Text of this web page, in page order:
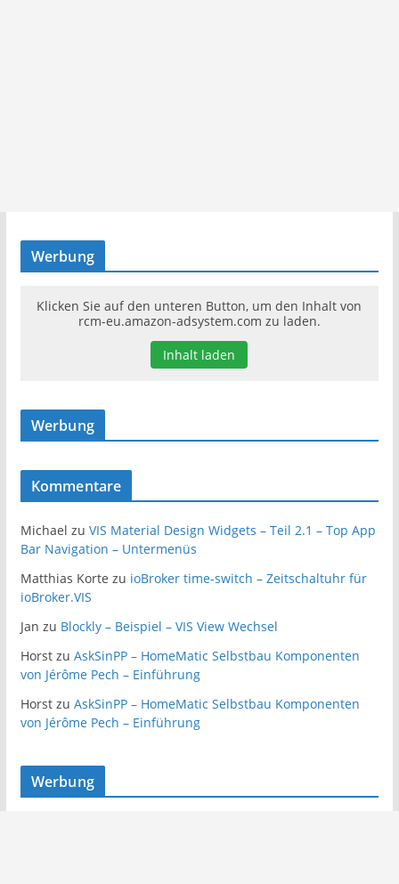
Werbung
Klicken Sie auf den unteren Button, um den Inhalt von
rcm-eu.amazon-adsystem.com zu laden.
Inhalt laden
Werbung
Kommentare
Michael zu VIS Material Design Widgets – Teil 2.1 – Top App
Bar Navigation – Untermenüs
Matthias Korte zu ioBroker time-switch – Zeitschaltuhr für
ioBroker.VIS
Jan zu Blockly – Beispiel – VIS View Wechsel
Horstzu AskSinPP – HomeMatic Selbstbau Komponenten
von Jérôme Pech – Einführung
Horstzu AskSinPP – HomeMatic Selbstbau Komponenten
von Jérôme Pech – Einführung
Werbung